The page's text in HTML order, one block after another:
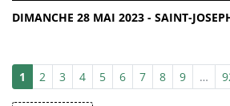
DIMANCHE 28 MAI 2023 - SAINT-
1 2 3 4 5 6 7 8 9 …